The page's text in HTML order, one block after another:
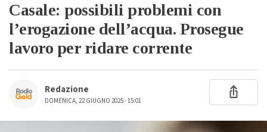
Casale: possibili problemi con
l’erogazione dell’acqua. Prosegue
lavoro per ridare corrente
Redazione
DOMENICA, 22 GIUGNO 2025 - 15:01